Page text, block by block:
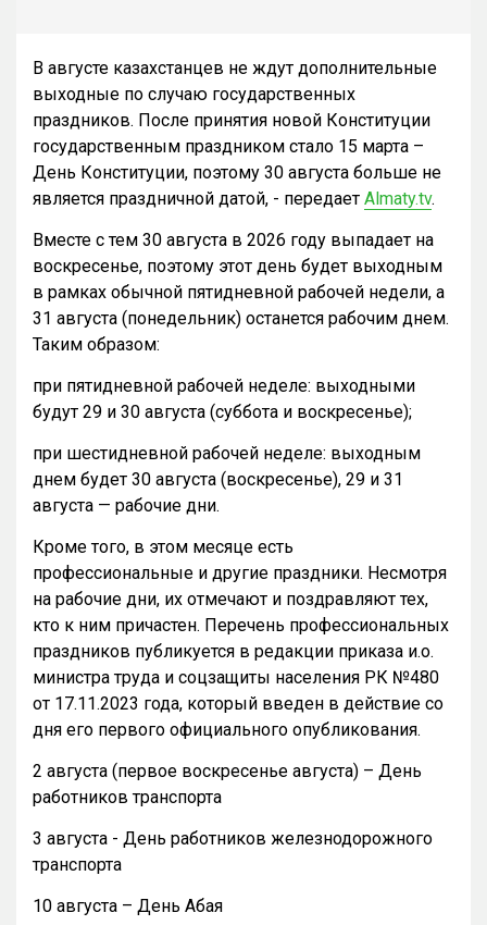
В августе казахстанцев не ждут дополнительные
выходные по случаю государственных
праздников. После принятия новой Конституции
государственным праздником стало 15 марта –
День Конституции, поэтому 30 августа больше не
является праздничной датой, - передает Almaty.tv.
Вместе с тем 30 августа в 2026 году выпадает на
воскресенье, поэтому этот день будет выходным
в рамках обычной пятидневной рабочей недели, а
31 августа (понедельник) останется рабочим днем.
Таким образом:
при пятидневной рабочей неделе: выходными
будут 29 и 30 августа (суббота и воскресенье);
при шестидневной рабочей неделе: выходным
днем будет 30 августа (воскресенье), 29 и 31
августа — рабочие дни.
Кроме того, в этом месяце есть
профессиональные и другие праздники. Несмотря
на рабочие дни, их отмечают и поздравляют тех,
кто к ним причастен. Перечень профессиональных
праздников публикуется в редакции приказа и.о.
министра труда и соцзащиты населения РК №480
от 17.11.2023 года, который введен в действие со
дня его первого официального опубликования.
2 августа (первое воскресенье августа) – День
работников транспорта
3 августа - День работников железнодорожного
транспорта
10 августа – День Абая